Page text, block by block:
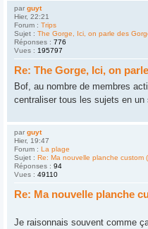
par guyt
Hier, 22:21
Forum : Trips
Sujet : The Gorge, Ici, on parle des
Réponses : 776
Vues : 195797
Re: The Gorge, Ici, on
Bof, au nombre de membres
centraliser tous les sujets en un
par guyt
Hier, 19:47
Forum : La plage
Sujet : Re: Ma nouvelle planche custom
Réponses : 94
Vues : 49110
Re: Ma nouvelle planche
Je raisonnais souvent comme